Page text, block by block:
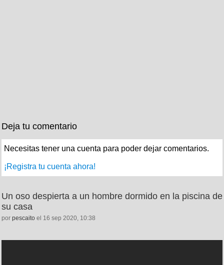
Deja tu comentario
Necesitas tener una cuenta para poder dejar comentarios.
¡Registra tu cuenta ahora!
Un oso despierta a un hombre dormido en la piscina de
su casa
por pescaito el 16 sep 2020, 10:38